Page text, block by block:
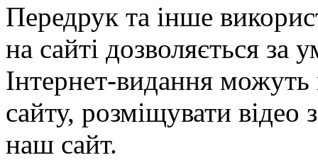
Передрук та інше
на сайті дозволяється
Інтернет-видання можуть
сайту, розміщувати відео
наш сайт.